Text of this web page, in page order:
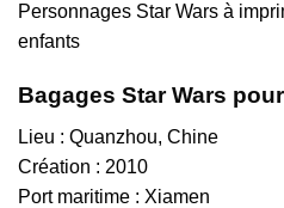
Personnages Star Wars à
enfants
Bagages Star Wars
Lieu : Quanzhou, Chine
Création : 2010
Port maritime : Xiamen